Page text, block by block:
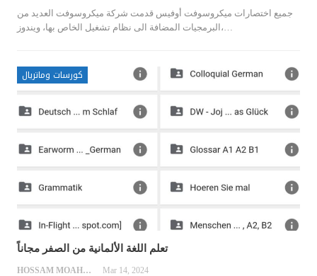
جميع اختصارات ميكروسوفت أوفيس قدمت شركة ميكروسوفت العديد من
البرمجيات المضافة الى نظام تشغيل الخاص بها، ويندوز،
كورسات وماتريال
تعلم اللغة الألمانية من الصفر مجاناً
HOSSAM MOAHMED Mar 14, 2024